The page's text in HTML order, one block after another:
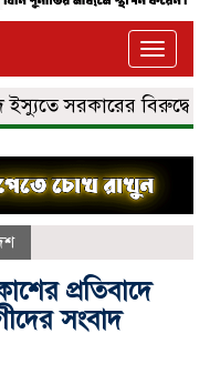
Toggle
সরকারের বিরুদ্ধে
প্রতিবাদে
সংবাদ